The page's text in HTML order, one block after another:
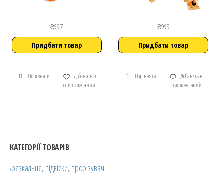
₴997
Придбати товар
Порівняти
Добавить в
список желаний
₴999
Придбати товар
Порівняти
Добавить в
список желаний
КАТЕГОРІЇ ТОВАРІВ
Брязкальця, підвіски, прорізувачі